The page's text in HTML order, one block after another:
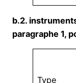
b.2.
paragraphe 1,
Type